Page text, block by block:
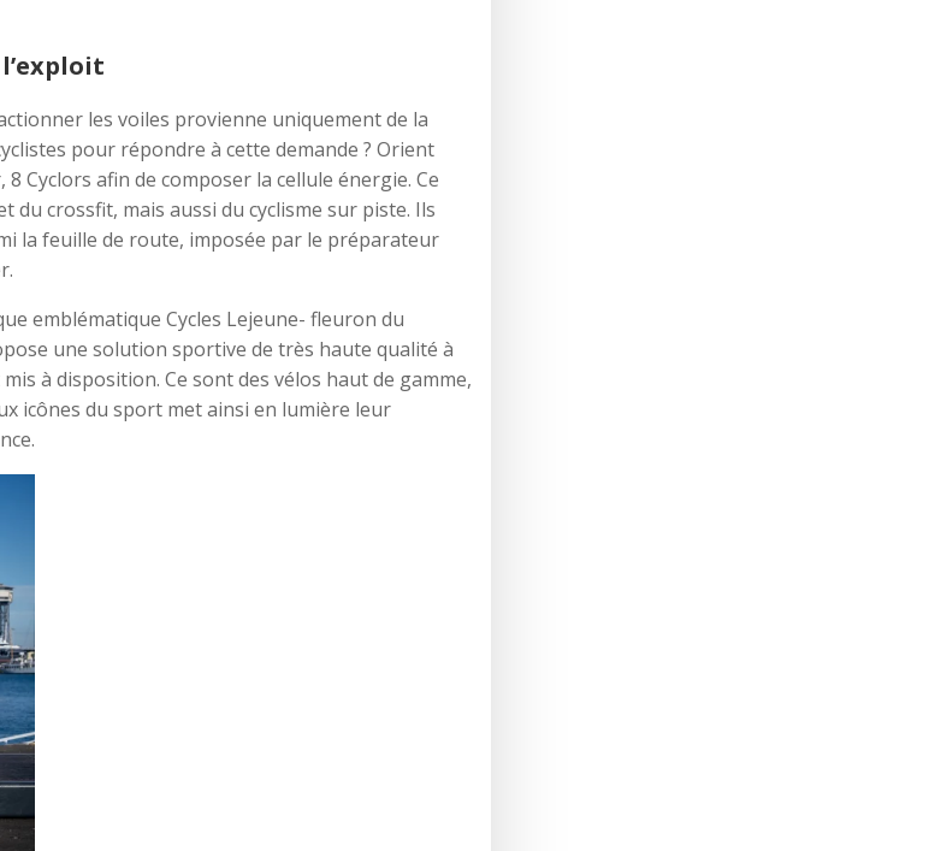
les voiles provienne uniquement de la
pour répondre à cette demande ? Orient
Cyclors afin de composer la cellule énergie. Ce
du crossfit, mais aussi du cyclisme sur piste. Ils
la feuille de route, imposée par le préparateur
emblématique Cycles Lejeune- fleuron du
une solution sportive de très haute qualité à
à disposition. Ce sont des vélos haut de gamme,
icônes du sport met ainsi en lumière leur